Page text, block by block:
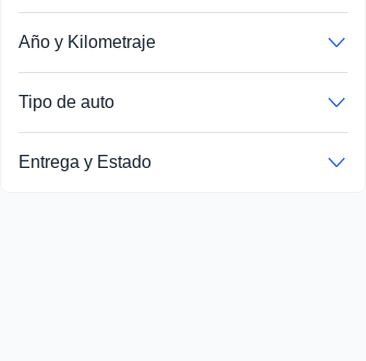
Año y Kilometraje
Tipo de auto
Entrega y Estado